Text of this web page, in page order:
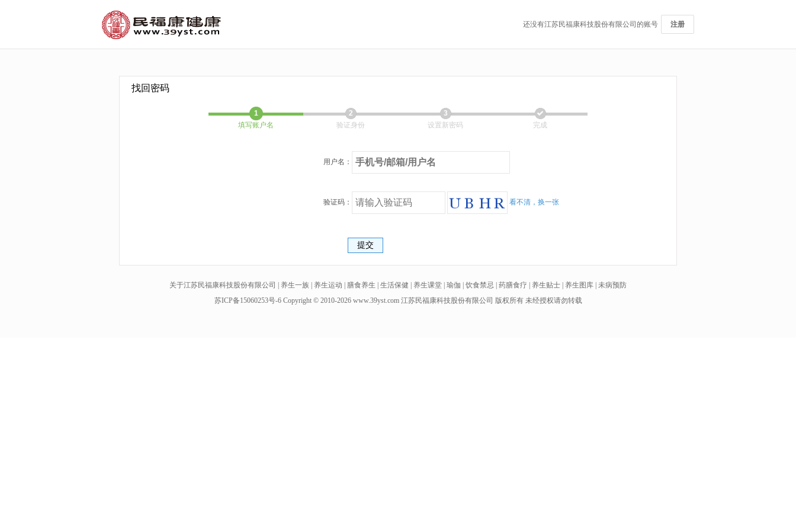
还没有江苏民福康科技股份有限公司的账号 注册
找回密码
1
填写账户名
2
验证身份
3
设置新密码
完成
用户名：
验证码： 看不清，换一张
关于江苏民福康科技股份有限公司 养生一族 养生运动 膳食养生 生活保健 养生课堂 瑜伽 饮食禁忌 药膳食疗 养生贴士 养生图库 未病预防
苏ICP备15060253号-6Copyright ©2010-2026 www.39yst.com 江苏民福康科技股份有限公司 版权所有 未经授权请勿转载